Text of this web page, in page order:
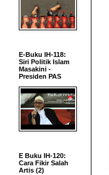
E-Buku IH-118:
Siri Politik Islam
Masakini -
Presiden PAS
E Buku IH-120:
Cara Fikir Salah
Artis (2)